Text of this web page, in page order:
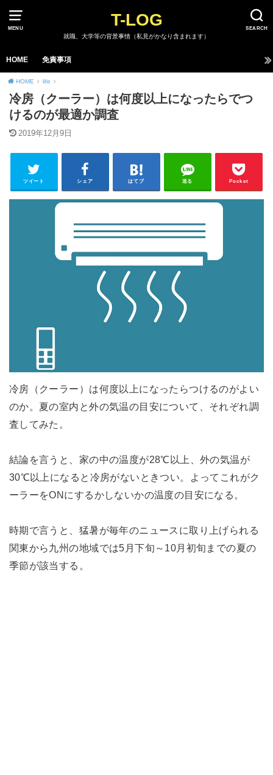
MENU SEARCH
T-LOG
就職、大学等の背景事情（私見がかなり含まれます）
HOME 免責事項
HOME life
冷房（クーラー）は何度以上になったらでつ
けるのが最適か調査
2019年12月9日
ツイート シェア はてブ 送る Pocket
冷房（クーラー）は何度以上になったらつけるのがよい
のか。夏の室内と外の気温の目安について、それぞれ調
査してみた。
結論を言うと、家の中の温度が28℃以上、外の気温が
30℃以上になると冷房がないときつい。よってこれがク
ーラーをONにするかしないかの温度の目安になる。
時期で言うと、猛暑が毎年のニュースに取り上げられる
関東から九州の地域では5月下旬～10月初旬までの夏の
季節が該当する。